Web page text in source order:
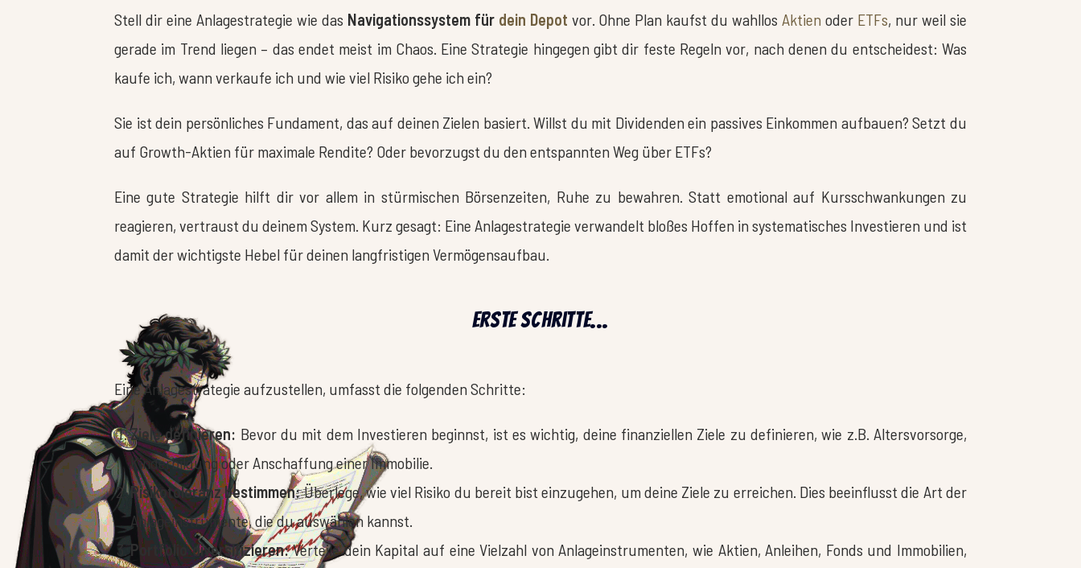
Stell dir eine Anlagestrategie wie das Navigationssystem für dein Depot vor. Ohne Plan kaufst du wahllosAktien oder ETFs, nur weil sie
gerade im Trend liegen – das endet meist im Chaos. Eine Strategie hingegen gibt dir feste Regeln vor, nach denen du entscheidest: Was
kaufe ich, wann verkaufe ich und wie viel Risiko gehe ich ein?
Sie ist dein persönliches Fundament, das auf deinen Zielen basiert. Willst du mit Dividenden ein passives Einkommen aufbauen? Setzt du
auf Growth-Aktien für maximale Rendite? Oder bevorzugst du den entspannten Weg über ETFs?
Eine gute Strategie hilft dir vor allem in stürmischen Börsenzeiten, Ruhe zu bewahren. Statt emotional auf Kursschwankungen zu
reagieren, vertraust du deinem System. Kurz gesagt: Eine Anlagestrategie verwandelt bloßes Hoffen in systematisches Investieren und ist
damit der wichtigste Hebel für deinen langfristigen Vermögensaufbau.
erste Schritte...
Eine Anlagestrategie aufzustellen, umfasst die folgenden Schritte:
Ziele definieren: Bevor du mit dem Investieren beginnst, ist es wichtig, deine finanziellen Ziele zu definieren, wie z.B. Altersvorsorge,
Kinderbildung oder Anschaffung einer Immobilie.
Risikotoleranz bestimmen:Überlege, wie viel Risiko du bereit bist einzugehen, um deine Ziele zu erreichen. Dies beeinflusst die Art der
Anlageinstrumente, die du auswählen kannst.
Portfolio diversifizieren:Verteile dein Kapital auf eine Vielzahl von Anlageinstrumenten, wie Aktien, Anleihen, Fonds und Immobilien,